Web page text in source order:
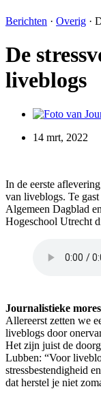
Berichten · Overig ·
De
liveblogs
14 mrt, 2022
In de eerste
van liveblogs. Te
Algemeen Dagblad
Hogeschool Utrecht
Journalistieke mores
Allereerst zetten we
liveblogs door
Het zijn juist de
Lubben: “Voor
stressbestendigheid
dat herstel je niet